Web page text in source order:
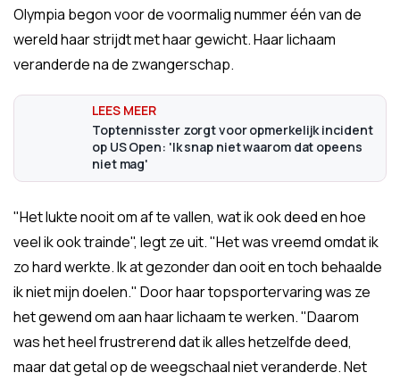
Olympia begon voor de voormalig nummer één van de
wereld haar strijdt met haar gewicht. Haar lichaam
veranderde na de zwangerschap.
Toptennisster zorgt voor opmerkelijk incident
op US Open: 'Ik snap niet waarom dat opeens
niet mag'
"Het lukte nooit om af te vallen, wat ik ook deed en hoe
veel ik ook trainde", legt ze uit. "Het was vreemd omdat ik
zo hard werkte. Ik at gezonder dan ooit en toch behaalde
ik niet mijn doelen." Door haar topsportervaring was ze
het gewend om aan haar lichaam te werken. "Daarom
was het heel frustrerend dat ik alles hetzelfde deed,
maar dat getal op de weegschaal niet veranderde. Net